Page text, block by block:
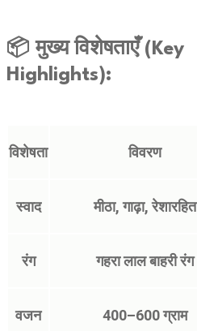
📦 मुख्य विशेषताएँ (Key
Highlights):
विशेषता विवरण
स्वाद मीठा, गाढ़ा, रेशारहित
रंग गहरा लाल बाहरी रंग
वजन 400–600 ग्राम